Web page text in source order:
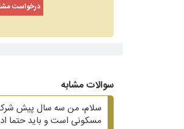
درخواست
سوالات مشابه
سلام، من سه سال پیش شرکت
مسکونی است و باید حتما